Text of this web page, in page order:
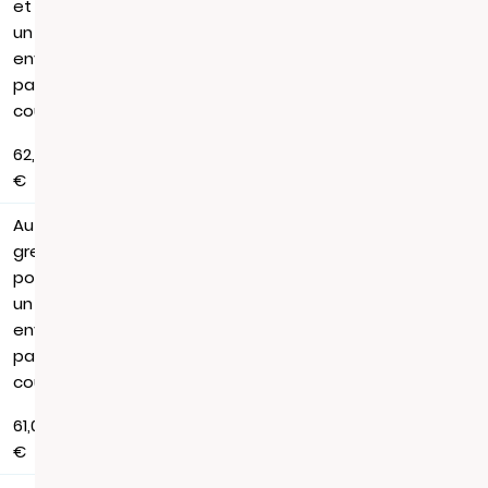
et
un
envoi
par
courrier
62,88
€
Au
greffe,
pour
un
envoi
par
courrier
61,06
€